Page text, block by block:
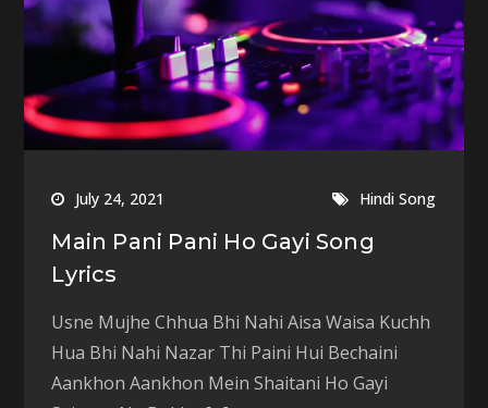
July 24, 2021 Hindi Song
Main Pani Pani Ho Gayi Song
Lyrics
Usne Mujhe Chhua Bhi Nahi Aisa Waisa Kuchh
Hua Bhi Nahi Nazar Thi Paini Hui Bechaini
Aankhon Aankhon Mein Shaitani Ho Gayi